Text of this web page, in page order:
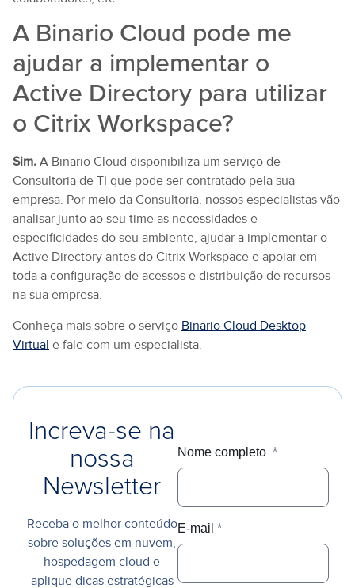
A Binario Cloud pode me
ajudar a implementar o
Active Directory para utilizar
o Citrix Workspace?
Sim. A Binario Cloud disponibiliza um serviço de
Consultoria de TI que pode ser contratado pela sua
empresa. Por meio da Consultoria, nossos especialistas vão
analisar junto ao seu time as necessidades e
especificidades do seu ambiente, ajudar a implementar o
Active Directory antes do Citrix Workspace e apoiar em
toda a configuração de acessos e distribuição de recursos
na sua empresa.
Conheça mais sobre o serviço Binario Cloud Desktop
Virtual e fale com um especialista.
Increva-se na
nossa
Newsletter
Receba o melhor conteúdo
sobre soluções em nuvem,
hospedagem cloud e
aplique dicas estratégicas
Nome completo *
E-mail *